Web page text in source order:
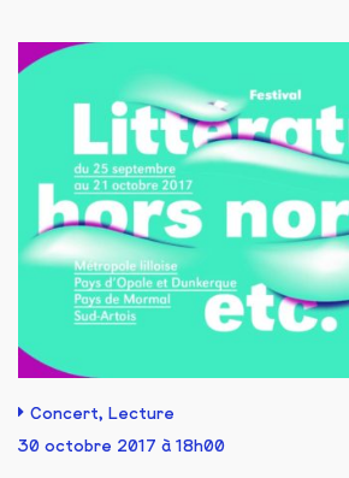
Concert, Lecture
30 octobre 2017 à 18h00